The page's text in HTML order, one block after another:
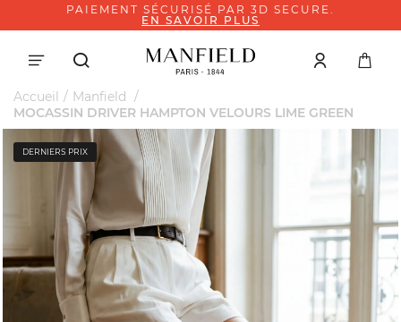
PAIEMENT SÉCURISÉ PAR 3D SECURE.
EN SAVOIR PLUS
Accueil
Manfield
MOCASSIN DRIVER HAMPTON VELOURS LIME GREEN
DERNIERS PRIX